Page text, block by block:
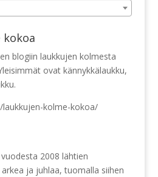
kokoa
blogiin laukkujen kolmesta
ovat kännykkälaukku,
kolme-kokoa/
2008 lähtien
ja juhlaa, tuomalla siihen